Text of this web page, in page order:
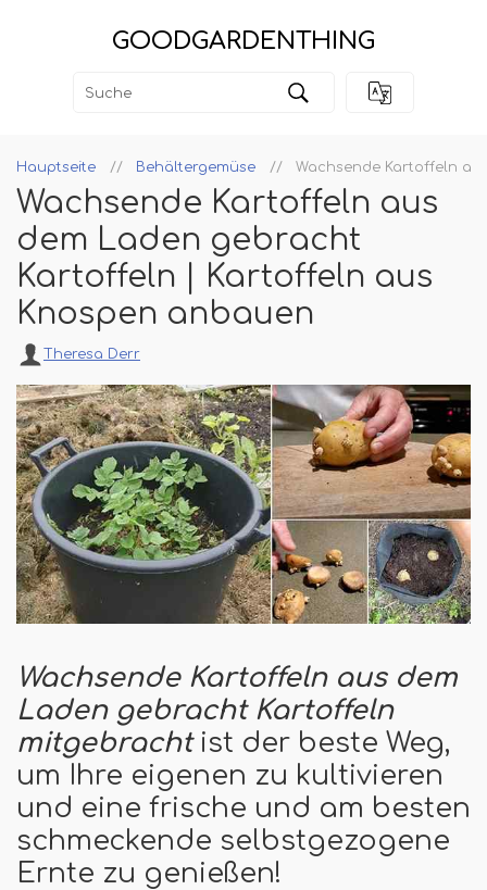
GOODGARDENTHING
Hauptseite Behältergemüse Wachsende Kartoffeln
Wachsende Kartoffeln aus
dem Laden gebracht
Kartoffeln | Kartoffeln aus
Knospen anbauen
Theresa Derr
Wachsende Kartoffeln aus dem
Laden gebracht Kartoffeln
mitgebrachtist der beste Weg,
um Ihre eigenen zu kultivieren
und eine frische und am besten
schmeckende selbstgezogene
Ernte zu genießen!